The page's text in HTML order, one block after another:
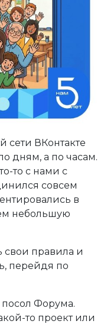
сети ВКонтакте
дням, а по часам.
то с нами с
совсем
в
небольшую
свои правила и
перейдя по
Форума.
то проект или